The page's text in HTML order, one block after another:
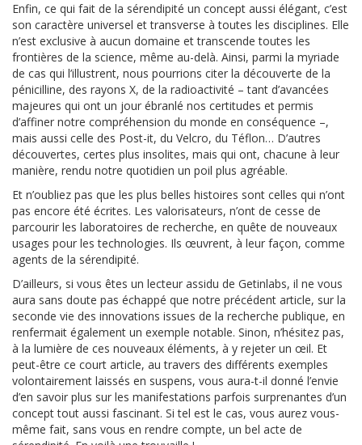
Enfin, ce qui fait de la sérendipité un concept aussi élégant, c’est
son caractère universel et transverse à toutes les disciplines. Elle
n’est exclusive à aucun domaine et transcende toutes les
frontières de la science, même au-delà. Ainsi, parmi la myriade
de cas qui l’illustrent, nous pourrions citer la découverte de la
pénicilline, des rayons X, de la radioactivité – tant d’avancées
majeures qui ont un jour ébranlé nos certitudes et permis
d’affiner notre compréhension du monde en conséquence –,
mais aussi celle des Post-it, du Velcro, du Téflon… D’autres
découvertes, certes plus insolites, mais qui ont, chacune à leur
manière, rendu notre quotidien un poil plus agréable.
Et n’oubliez pas que les plus belles histoires sont celles qui n’ont
pas encore été écrites. Les valorisateurs, n’ont de cesse de
parcourir les laboratoires de recherche, en quête de nouveaux
usages pour les technologies. Ils œuvrent, à leur façon, comme
agents de la sérendipité.
D’ailleurs, si vous êtes un lecteur assidu de Getinlabs, il ne vous
aura sans doute pas échappé que notre précédent article, sur la
seconde vie des innovations issues de la recherche publique, en
renfermait également un exemple notable. Sinon, n’hésitez pas,
à la lumière de ces nouveaux éléments, à y rejeter un œil. Et
peut-être ce court article, au travers des différents exemples
volontairement laissés en suspens, vous aura-t-il donné l’envie
d’en savoir plus sur les manifestations parfois surprenantes d’un
concept tout aussi fascinant. Si tel est le cas, vous aurez vous-
même fait, sans vous en rendre compte, un bel acte de